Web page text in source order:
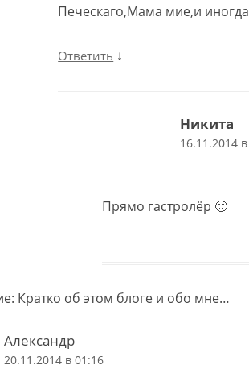
Печескаго,Мама мие,и
Ответить ↓
Никита
16.11.2014
Прямо гастролёр 🙂
Кратко об этом блоге и обо мне…
Александр
20.11.2014 в 01:16